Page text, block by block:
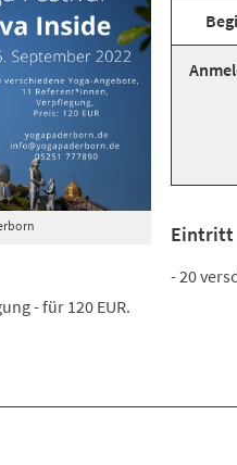
Eintritt
- 20
- für 120 EUR.